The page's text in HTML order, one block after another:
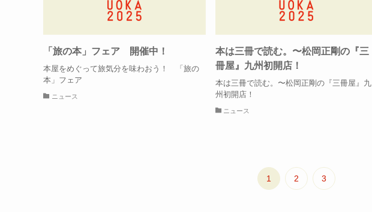
「旅の本」フェア 開催中！
本屋をめぐって旅気分を味わおう！ 「旅の
本」フェア
ニュース
本は三冊で読む。〜松岡正剛の『三
冊屋』九州初開店！
本は三冊で読む。〜松岡正剛の『三冊屋』九
州初開店！
ニュース
1 2 3